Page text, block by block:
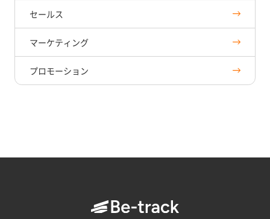
セールス
マーケティング
プロモーション